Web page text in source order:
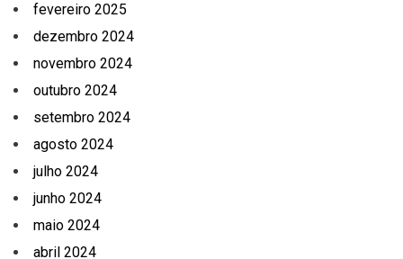
fevereiro 2025
dezembro 2024
novembro 2024
outubro 2024
setembro 2024
agosto 2024
julho 2024
junho 2024
maio 2024
abril 2024